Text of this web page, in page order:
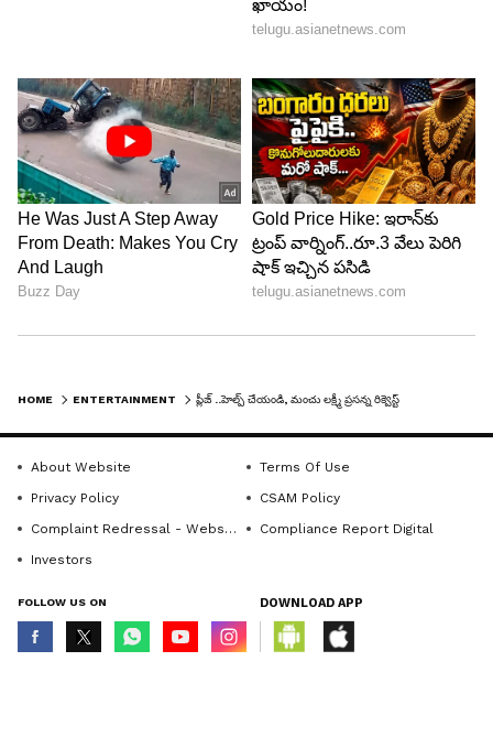
HOME ENTERTAINMENT ప్లీజ్ ..హెల్ప్ చేయండి, మంచు లక్ష్మీ ప్రసన్న రిక్వెస్ట్
About Website
Terms Of Use
Privacy Policy
CSAM Policy
Complaint Redressal - Website
Compliance Report Digital
Investors
FOLLOW US ON DOWNLOAD APP